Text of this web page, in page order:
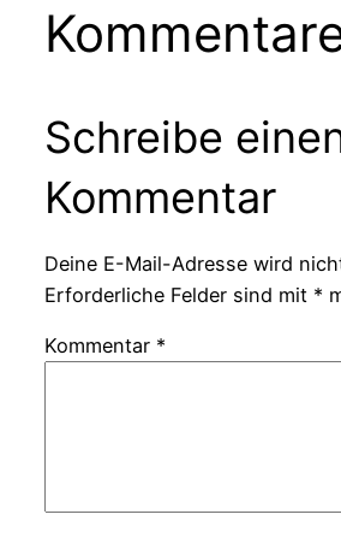
Schreibe
Kommentar
Deine E-Mail-Adresse wird
Erforderliche Felder sind mit *
Kommentar *